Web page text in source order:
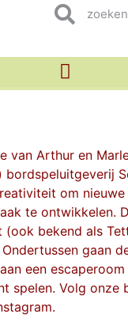
van Arthur en
om nieuwe
te ontwikkelen.
(ook bekend als
gaan
een
spelen. Volg